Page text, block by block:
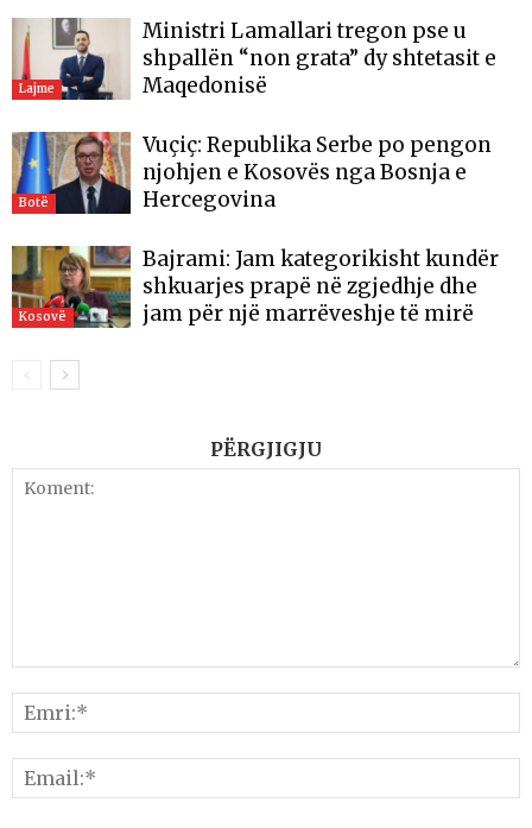
Lajme
Ministri Lamallari tregon pse u
shpallën “non grata” dy shtetasit e
Maqedonisë
Botë
Vuçiç: Republika Serbe po pengon
njohjen e Kosovës nga Bosnja e
Hercegovina
Kosovë
Bajrami: Jam kategorikisht kundër
shkuarjes prapë në zgjedhje dhe
jam për një marrëveshje të mirë
PËRGJIGJU